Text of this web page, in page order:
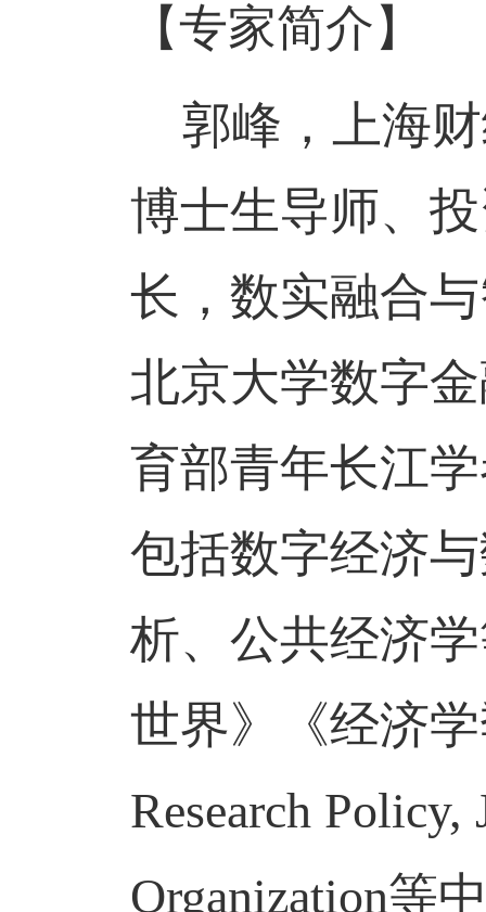
【专家简介】
郭峰，上海财
博士生导师、
长，数实融合
北京大学数字
育部青年长江
包括数字经济
析、公共经济
世界》《经济
Research
Organization等